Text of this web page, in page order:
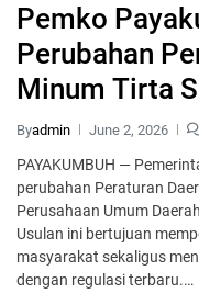
Pemko
Perubahan
Minum Tirta
Byadmin June 2, 2026
PAYAKUMBUH —
perubahan Peraturan
Perusahaan Umum
Usulan ini bertujuan
masyarakat sekaligus
dengan regulasi terbaru.…